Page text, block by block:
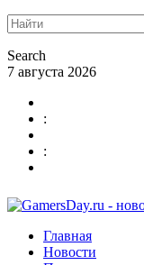
Search
7 августа 2026
:
:
Главная
Новости